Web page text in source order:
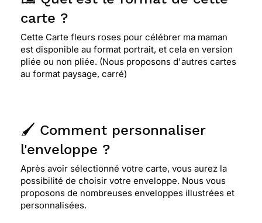
carte ?
Cette Carte fleurs roses pour célébrer ma maman
est disponible au format portrait, et cela en version
pliée ou non pliée. (Nous proposons d'autres cartes
au format paysage, carré)
🖌️ Comment personnaliser
l'enveloppe ?
Après avoir sélectionné votre carte, vous aurez la
possibilité de choisir votre enveloppe. Nous vous
proposons de nombreuses enveloppes illustrées et
personnalisées.